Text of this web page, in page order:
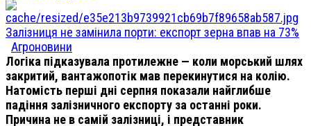
Залізниця не замінила порти: експорт зерна впав на 73%
Агроновини
Логіка підказувала протилежне — коли морський шлях
закритий, вантажопотік мав перекинутися на колію.
Натомість перші дні серпня показали найглибше
падіння залізничного експорту за останні роки.
Причина не в самій залізниці, і представник